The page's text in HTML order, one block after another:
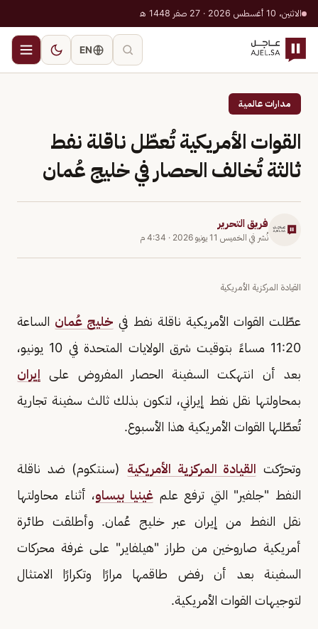
الاثنين، 10 أغسطس 2026 · 27 صفر 1448 هـ
EN
مدارات عالمية
القوات الأمريكية تُعطّل ناقلة نفط
ثالثة تُخالف الحصار في خليج عُمان
فريق التحرير
نُشر في الخميس 11 يونيو 2026 · 4:34 م
القيادة المركزية الأمريكية
عطّلت القوات الأمريكية ناقلة نفط في خليج عُمان الساعة
11:20 مساءً بتوقيت شرق الولايات المتحدة في 10 يونيو،
بعد أن انتهكت السفينة الحصار المفروض على إيران
بمحاولتها نقل نفط إيراني، لتكون بذلك ثالث سفينة تجارية
تُعطّلها القوات الأمريكية هذا الأسبوع.
وتحرّكت القيادة المركزية الأمريكية (سنتكوم) ضد ناقلة
النفط "جلفير" التي ترفع علمغينيا بيساو، أثناء محاولتها
نقل النفط من إيران عبر خليج عُمان. وأطلقت طائرة
أمريكية صاروخين من طراز "هيلفاير" على غرفة محركات
السفينة بعد أن رفض طاقمها مرارًا وتكرارًا الامتثال
لتوجيهات القوات الأمريكية.